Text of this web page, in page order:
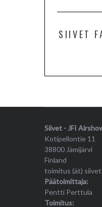
SIIVET
Siivet - JFI
Kotipellontie 11
38800 Jämijärvi
Finland
toimitus (ät)
Päätoimittaja:
Pentti Perttula
Toimitus: